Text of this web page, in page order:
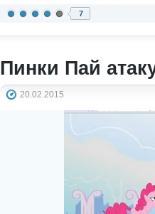
7
Пинки Пай
20.02.2015